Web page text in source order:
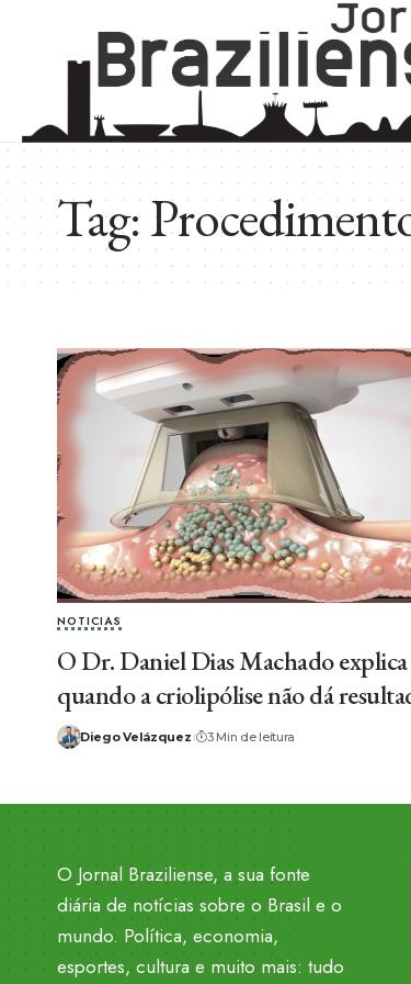
Tag:
NOTICIAS
O Dr. Daniel Dias Machado explica
quando a criolipólise não dá
Diego Velázquez 3 Min de leitura
O Jornal Braziliense, a sua fonte
diária de notícias sobre o Brasil e o
mundo. Política, economia,
esportes, cultura e muito mais: tudo